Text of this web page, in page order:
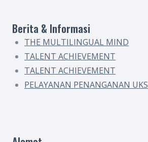
Berita & Informasi
THE MULTILINGUAL MIND
TALENT ACHIEVEMENT
TALENT ACHIEVEMENT
PELAYANAN PENANGANAN UKS